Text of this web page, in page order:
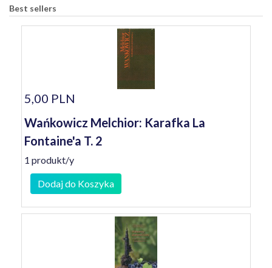
Best sellers
5,00 PLN
Wańkowicz Melchior: Karafka La
Fontaine'a T. 2
1 produkt/y
Dodaj do Koszyka